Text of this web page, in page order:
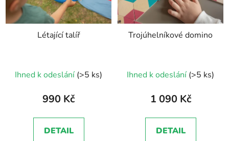
Létající talíř
hodnocení
produktu
5,0
z
Ihned k odeslání (>5 ks)
990 Kč
DETAIL
Trojúhelníkové domino
hodnocení
produktu
5,0
z
Ihned k odeslání (>5 ks)
1 090 Kč
DETAIL